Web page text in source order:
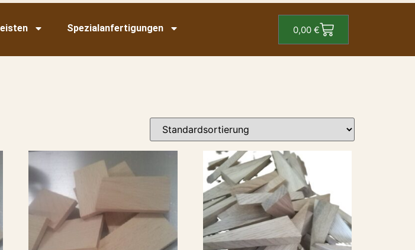
Spezialanfertigungen 0,00 €